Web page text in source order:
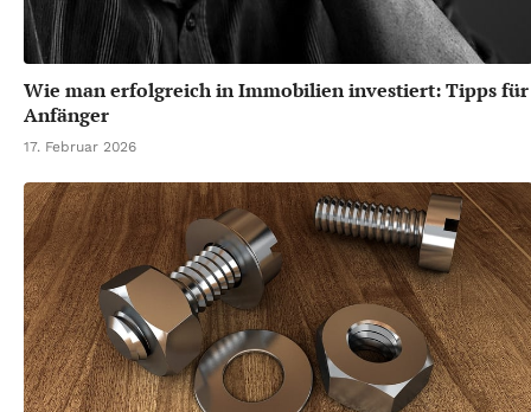
Wie man erfolgreich in Immobilien investiert: Tipps für
Anfänger
17. Februar 2026